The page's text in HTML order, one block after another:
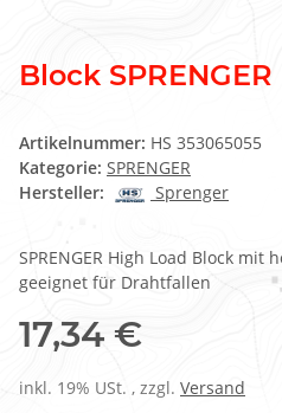
Block
Artikelnummer: HS 353065055
Kategorie: SPRENGER
Hersteller:
Sprenger
SPRENGER High Load Block
geeignet für Drahtfallen
17,34 €
inkl. 19% USt. , zzgl. Versand